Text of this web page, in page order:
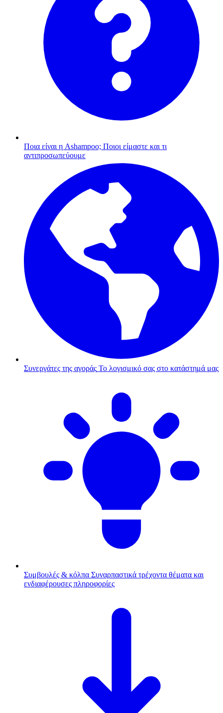
Ποια είναι η Ashampoo; Ποιοι είμαστε και τι
αντιπροσωπεύουμε
Συνεργάτες της αγοράς Το λογισμικό σας στο κατάστημά μας
Συμβουλές & κόλπα Συναρπαστικά τρέχοντα θέματα και
ενδιαφέρουσες πληροφορίες